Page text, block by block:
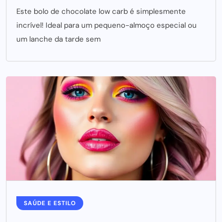
Este bolo de chocolate low carb é simplesmente
incrível! Ideal para um pequeno-almoço especial ou
um lanche da tarde sem
SAÚDE E ESTILO